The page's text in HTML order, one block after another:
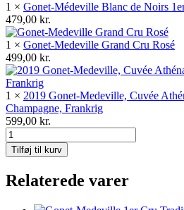
1 × Gonet-Médeville Blanc de Noirs
479,00 kr.
1 × Gonet-Medeville Grand Cru Rosé
499,00 kr.
1 × 2019 Gonet-Medeville, Cuvée
Champagne, Frankrig
599,00 kr.
Gonet-
Medeville
luxus
quantity
Tilføj til kurv
Relaterede varer